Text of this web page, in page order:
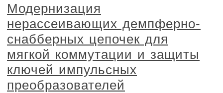
Модернизация
нерассеивающих демпферно-
снабберных цепочек для
мягкой коммутации и защиты
ключей импульсных
преобразователей